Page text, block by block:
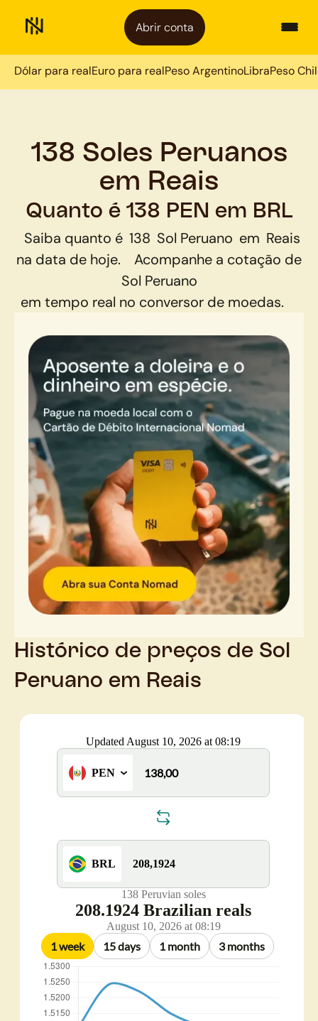
Abrir conta
Dólar para realEuro para realPeso ArgentinoLibraPeso
138 Soles Peruanos
em Reais
Quanto é 138 PEN em BRL
Saiba quanto é 138 Sol Peruano em Reais
na data de hoje.
Acompanhe a cotação de
Sol Peruano
em tempo real no conversor de moedas.
Histórico de preços de Sol
Peruano em Reais